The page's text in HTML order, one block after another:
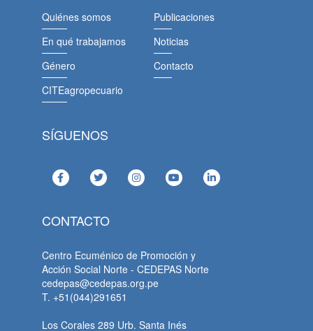
Quiénes somos
En qué trabajamos
Género
CITEagropecuario
Publicaciones
Noticias
Contacto
SÍGUENOS
CONTACTO
Centro Ecuménico de Promoción y
Acción Social Norte - CEDEPAS Norte
cedepas@cedepas.org.pe
T. +51(044)291651
Los Corales 289 Urb. Santa Inés